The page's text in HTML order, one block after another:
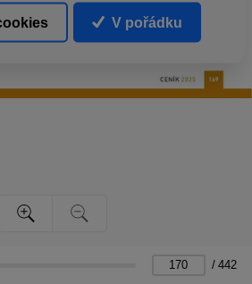
/ 442
V pořádku